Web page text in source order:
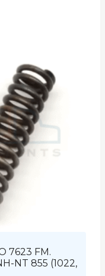
7623 FM.
NT 855 (1022,